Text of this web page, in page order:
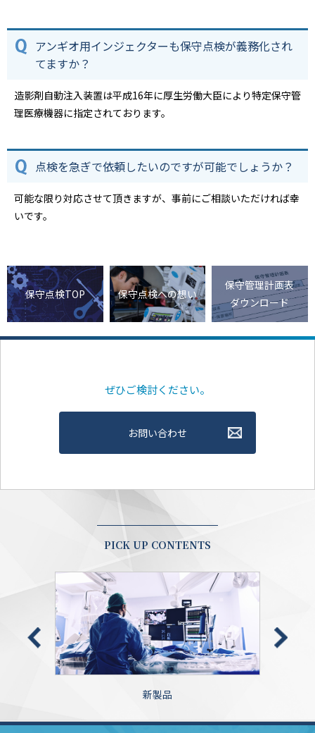
アンギオ用インジェクターも保守点検が義務化され
てますか？
造影剤自動注入装置は平成16年に厚生労働大臣により特定保守管
理医療機器に指定されております。
点検を急ぎで依頼したいのですが可能でしょうか？
可能な限り対応させて頂きますが、事前にご相談いただければ幸
いです。
保守点検TOP 保守点検への想い
保守管理計画表
ダウンロード
ぜひご検討ください。
お問い合わせ
PICK UP CONTENTS
MOVIES (ヘルスケア)